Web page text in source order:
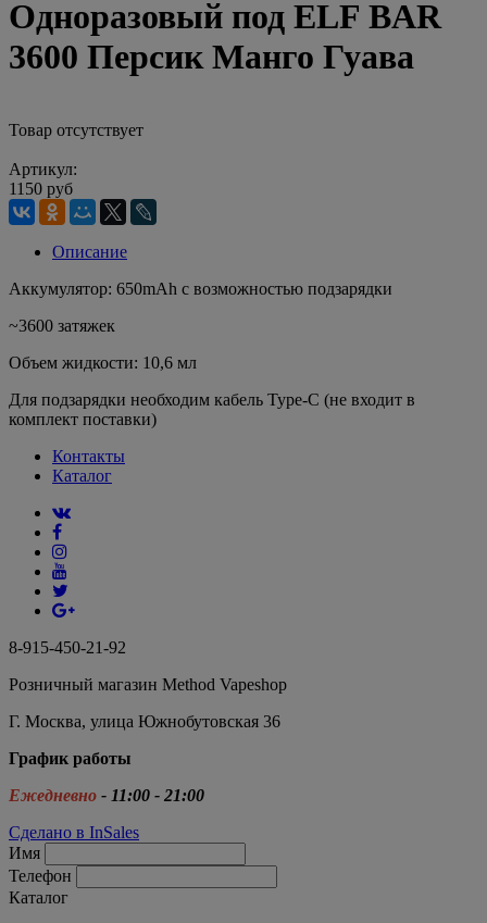
Одноразовый под ELF BAR
3600 Персик Манго Гуава
Товар отсутствует
Артикул:
1150 руб
Описание
Аккумулятор: 650mAh с возможностью подзарядки
~3600 затяжек
Объем жидкости: 10,6 мл
Для подзарядки необходим кабель Type-C (не входит в
комплект поставки)
Контакты
Каталог
8-915-450-21-92
Розничный магазин Method Vapeshop
Г. Москва, улица Южнобутовская 36
График работы
Ежедневно - 11:00 - 21:00
Сделано в InSales
Имя
Телефон
Каталог